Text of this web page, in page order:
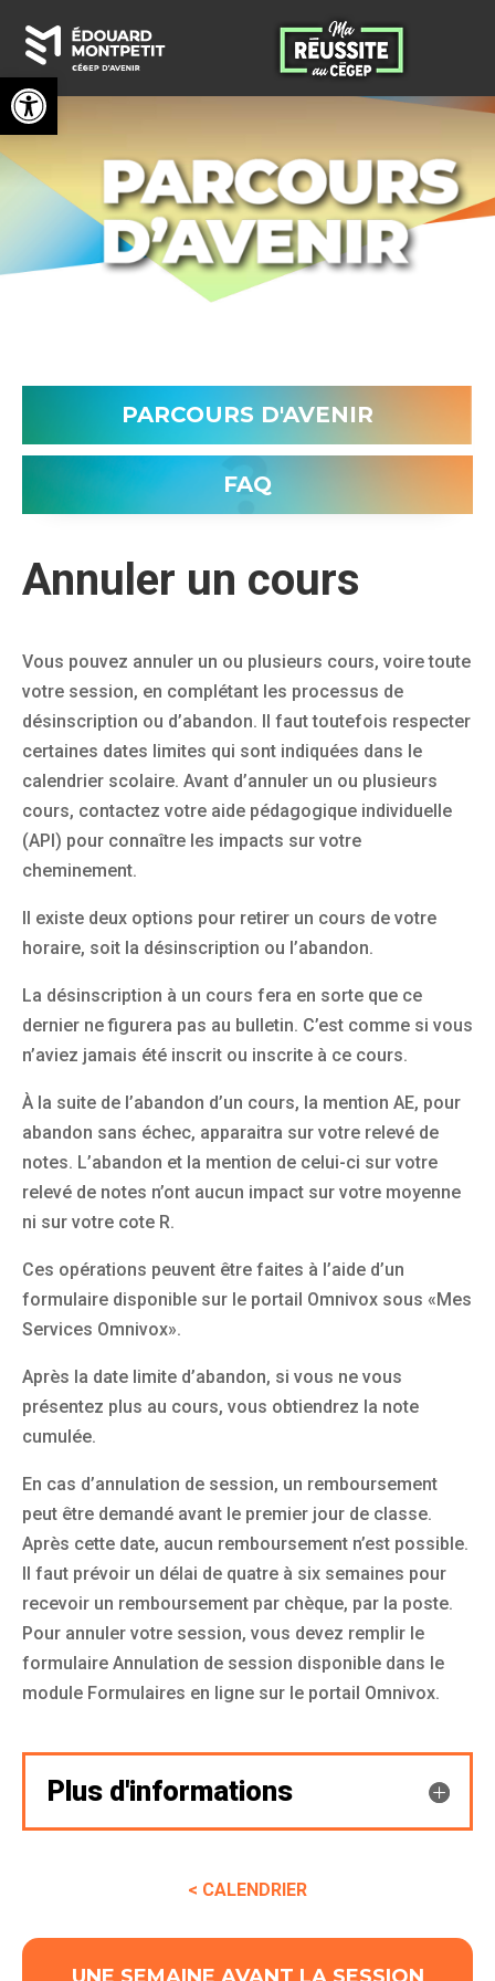
Ouvrir la barre d’outils
PARCOURS D'AVENIR
FAQ
Annuler un cours
Vous pouvez annuler un ou plusieurs cours, voire toute
votre session, en complétant les processus de
désinscription ou d’abandon. Il faut toutefois respecter
certaines dates limites qui sont indiquées dans le
calendrier scolaire. Avant d’annuler un ou plusieurs
cours, contactez votre aide pédagogique individuelle
(API) pour connaître les impacts sur votre
cheminement.
Il existe deux options pour retirer un cours de votre
horaire, soit la désinscription ou l’abandon.
La désinscription à un cours fera en sorte que ce
dernier ne figurera pas au bulletin. C’est comme si vous
n’aviez jamais été inscrit ou inscrite à ce cours.
À la suite de l’abandon d’un cours, la mention AE, pour
abandon sans échec, apparaitra sur votre relevé de
notes. L’abandon et la mention de celui-ci sur votre
relevé de notes n’ont aucun impact sur votre moyenne
ni sur votre cote R.
Ces opérations peuvent être faites à l’aide d’un
formulaire disponible sur le portail Omnivox sous «Mes
Services Omnivox».
Après la date limite d’abandon, si vous ne vous
présentez plus au cours, vous obtiendrez la note
cumulée.
En cas d’annulation de session, un remboursement
peut être demandé avant le premier jour de classe.
Après cette date, aucun remboursement n’est possible.
Il faut prévoir un délai de quatre à six semaines pour
recevoir un remboursement par chèque, par la poste.
Pour annuler votre session, vous devez remplir le
formulaire Annulation de session disponible dans le
module Formulaires en ligne sur le portail Omnivox.
Plus d'informations
< CALENDRIER